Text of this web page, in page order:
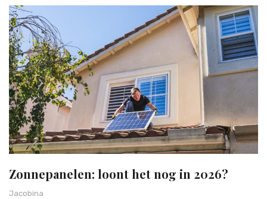
Zonnepanelen: loont het nog in 2026?
Jacobina